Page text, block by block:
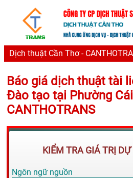
Dịch thuật Cần Thơ -
Báo giá dịch thuật tài
Đào tạo tại Phường
CANTHOTRANS
KIỂM TRA GIÁ TRỊ
Ngôn ngữ nguồn